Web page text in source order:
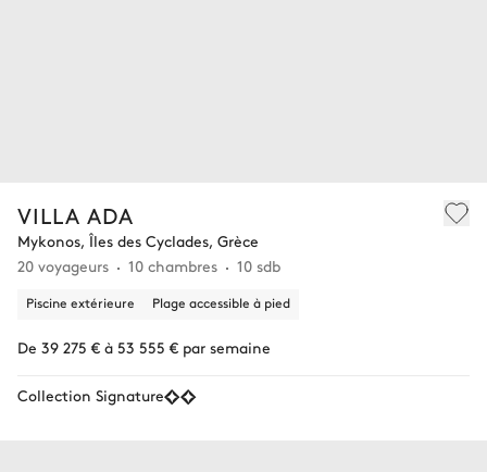
VILLA ADA
Mykonos, Îles des Cyclades, Grèce
20 voyageurs
10 chambres 10 sdb
Piscine extérieure Plage accessible à pied
De 39 275 € à 53 555 € par semaine
Collection Signature